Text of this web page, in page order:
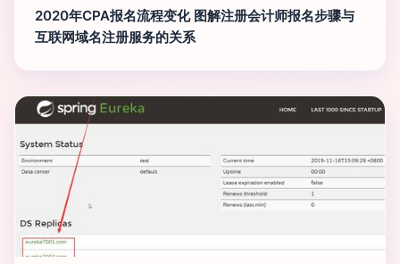
2020年CPA报名流程变化 图解注册会计师报名步骤与
互联网域名注册服务的关系